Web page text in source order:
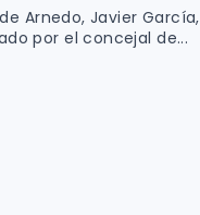
Arnedo, Javier García,
por el concejal de...